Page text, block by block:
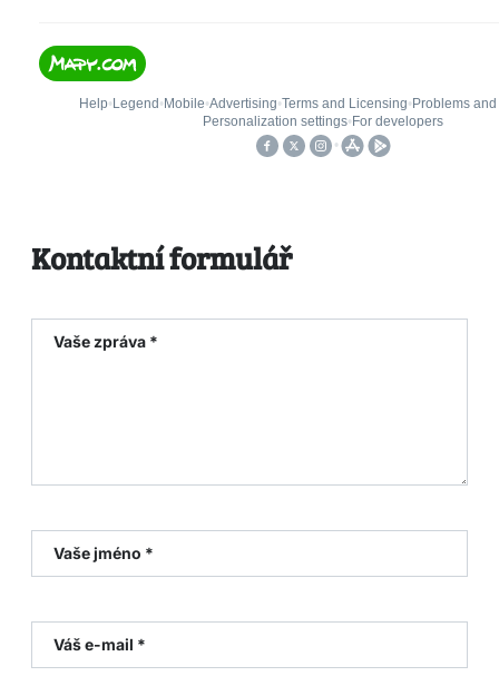
Kontaktní formulář
Vaše zpráva *
Vaše jméno *
Váš e-mail *